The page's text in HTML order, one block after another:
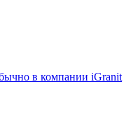
в компании iGranit